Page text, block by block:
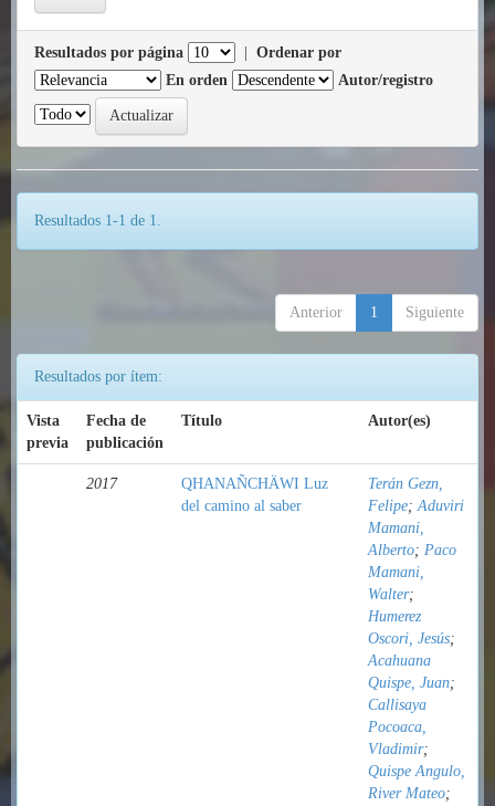
Resultados por página
Ordenar por
En orden
Autor/registro
Resultados 1-1 de 1.
Anterior 1 Siguiente
Resultados por ítem:
Vista
previa
Fecha de
publicación
Título Autor(es)
2017
QHANAÑCHÄWI Luz
del camino al saber
Terán Gezn,
Felipe;Aduviri
Mamani,
Alberto; Paco
Mamani,
Walter;
Humerez
Oscori, Jesús;
Acahuana
Quispe, Juan;
Callisaya
Pocoaca,
Vladimir;
Quispe Angulo,
River Mateo;